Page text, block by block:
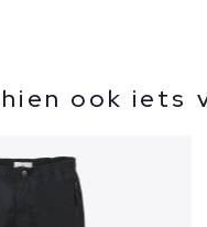
ook iets